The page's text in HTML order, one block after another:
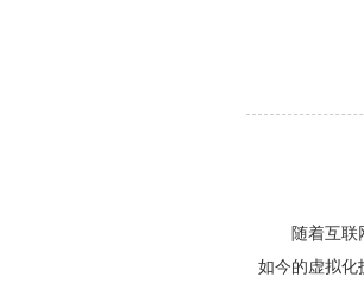
随着互联
如今的虚拟化